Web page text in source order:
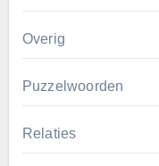
Overig
Puzzelwoorden
Relaties